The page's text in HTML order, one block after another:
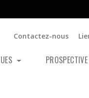
Contactez-nous
PROSPECTIVE